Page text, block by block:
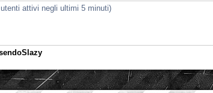
attivi negli ultimi 5 minuti)